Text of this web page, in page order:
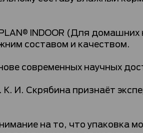
INDOOR (Для
составом и качеством.
современных научных
И. Скрябина признаёт
на то, что упаковка